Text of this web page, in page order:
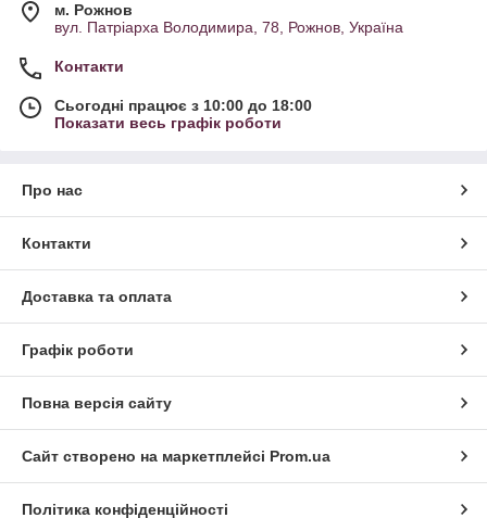
м. Рожнов
вул. Патріарха Володимира, 78, Рожнов, Україна
Контакти
Сьогодні працює з 10:00 до 18:00
Показати весь графік роботи
Про нас
Контакти
Доставка та оплата
Графік роботи
Повна версія сайту
Сайт створено на маркетплейсі Prom.ua
Політика конфіденційності